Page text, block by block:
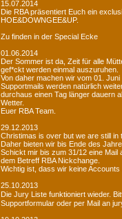
15.07.2014
Die RBA präsentiert Euch ein
HOE&DOWNGEE&UP.
Zu finden in der Special Ecke
01.06.2014
Der Sommer ist da, Zeit für alle
gef*ckt werden einmal auszuruhen.
Von daher machen wir vom 01.
Supportmails werden natürlich
durchaus einen Tag länger dauern
Wetter.
Euer RBA Team.
29.12.2013
Christimas is over but we are still in
Daher bieten wir bis Ende des
Schickt mir bis zum 31/12 eine
dem Betreff RBA Nickchange.
Wichtig ist, dass wir keine
25.10.2013
Die Jury Liste funktioniert wieder.
Supportformular oder per Mail an